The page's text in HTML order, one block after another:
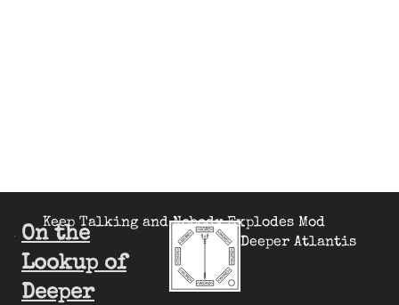
Keep Talking and Nobody Explodes Mod
Deeper Atlantis
On the
Lookup of
Deeper